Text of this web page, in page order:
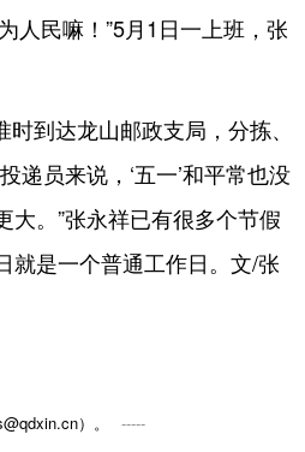
人民嘛！”5月1日一上班，张
到达龙山邮政支局，分拣、
递员来说，‘五一’和平常也没
。”张永祥已有很多个节假
就是一个普通工作日。文/张
）。